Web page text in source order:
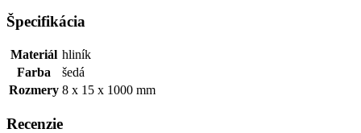
Špecifikácia
Materiál hliník
Farba
šedá
Rozmery 8 x 15 x 1000 mm
Recenzie